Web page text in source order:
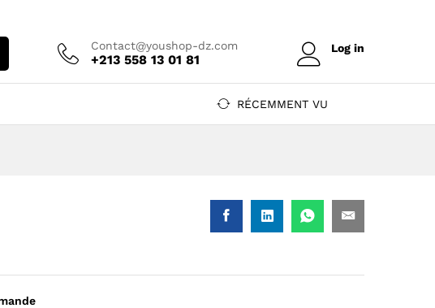
Contact@youshop-dz.com
+213 558 13 01 81
Log in
RÉCEMMENT VU